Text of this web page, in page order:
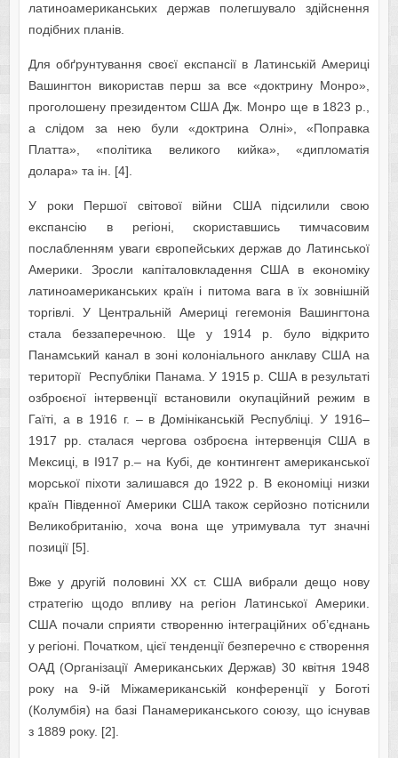
латиноамериканських держав полегшувало здійснення
подібних планів.
Для обґрунтування своєї експансії в Латинській Америці
Вашингтон використав перш за все «доктрину Монро»,
проголошену президентом США Дж. Монро ще в 1823 р.,
а слідом за нею були «доктрина Олні», «Поправка
Платта», «політика великого кийка», «дипломатія
долара» та ін. [4].
У роки Першої світової війни США підсилили свою
експансію в регіоні, скориставшись тимчасовим
послабленням уваги європейських держав до Латинської
Америки. Зросли капіталовкладення США в економіку
латиноамериканських країн і питома вага в їх зовнішній
торгівлі. У Центральній Америці гегемонія Вашингтона
стала беззаперечною. Ще у 1914 р. було відкрито
Панамський канал в зоні колоніального анклаву США на
території Республіки Панама. У 1915 р. США в результаті
озброєної інтервенції встановили окупаційний режим в
Гаїті, а в 1916 г. – в Домініканській Республіці. У 1916–
1917 рр. сталася чергова озброєна інтервенція США в
Мексиці, в І917 р.– на Кубі, де контингент американської
морської піхоти залишався до 1922 р. В економіці низки
країн Південної Америки США також серйозно потіснили
Великобританію, хоча вона ще утримувала тут значні
позиції [5].
Вже у другій половині ХХ ст. США вибрали дещо нову
стратегію щодо впливу на регіон Латинської Америки.
США почали сприяти створенню інтеграційних об’єднань
у регіоні. Початком, цієї тенденції безперечно є створення
ОАД (Організації Американських Держав) 30 квітня 1948
року на 9-ій Міжамериканській конференції у Боготі
(Колумбія) на базі Панамериканського союзу, що існував
з 1889 року. [2].